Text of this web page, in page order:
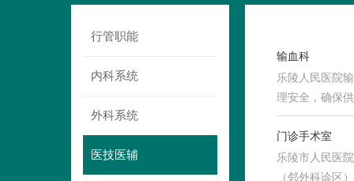
行管职能
内科系统
外科系统
医技医辅
输血科
乐陵人民医院
理安全，确保
门诊手术室
乐陵市人民医
（邻外科诊区